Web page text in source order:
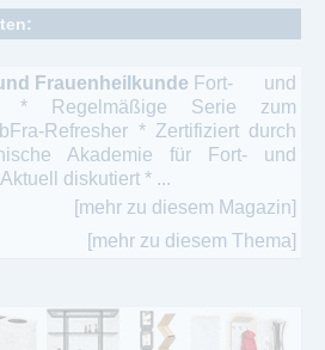
Frauenheilkunde Fort- und
* Regelmäßige Serie zum
Refresher * Zertifiziert durch
Akademie für Fort- und
diskutiert * ...
[mehr zu diesem Magazin]
[mehr zu diesem Thema]